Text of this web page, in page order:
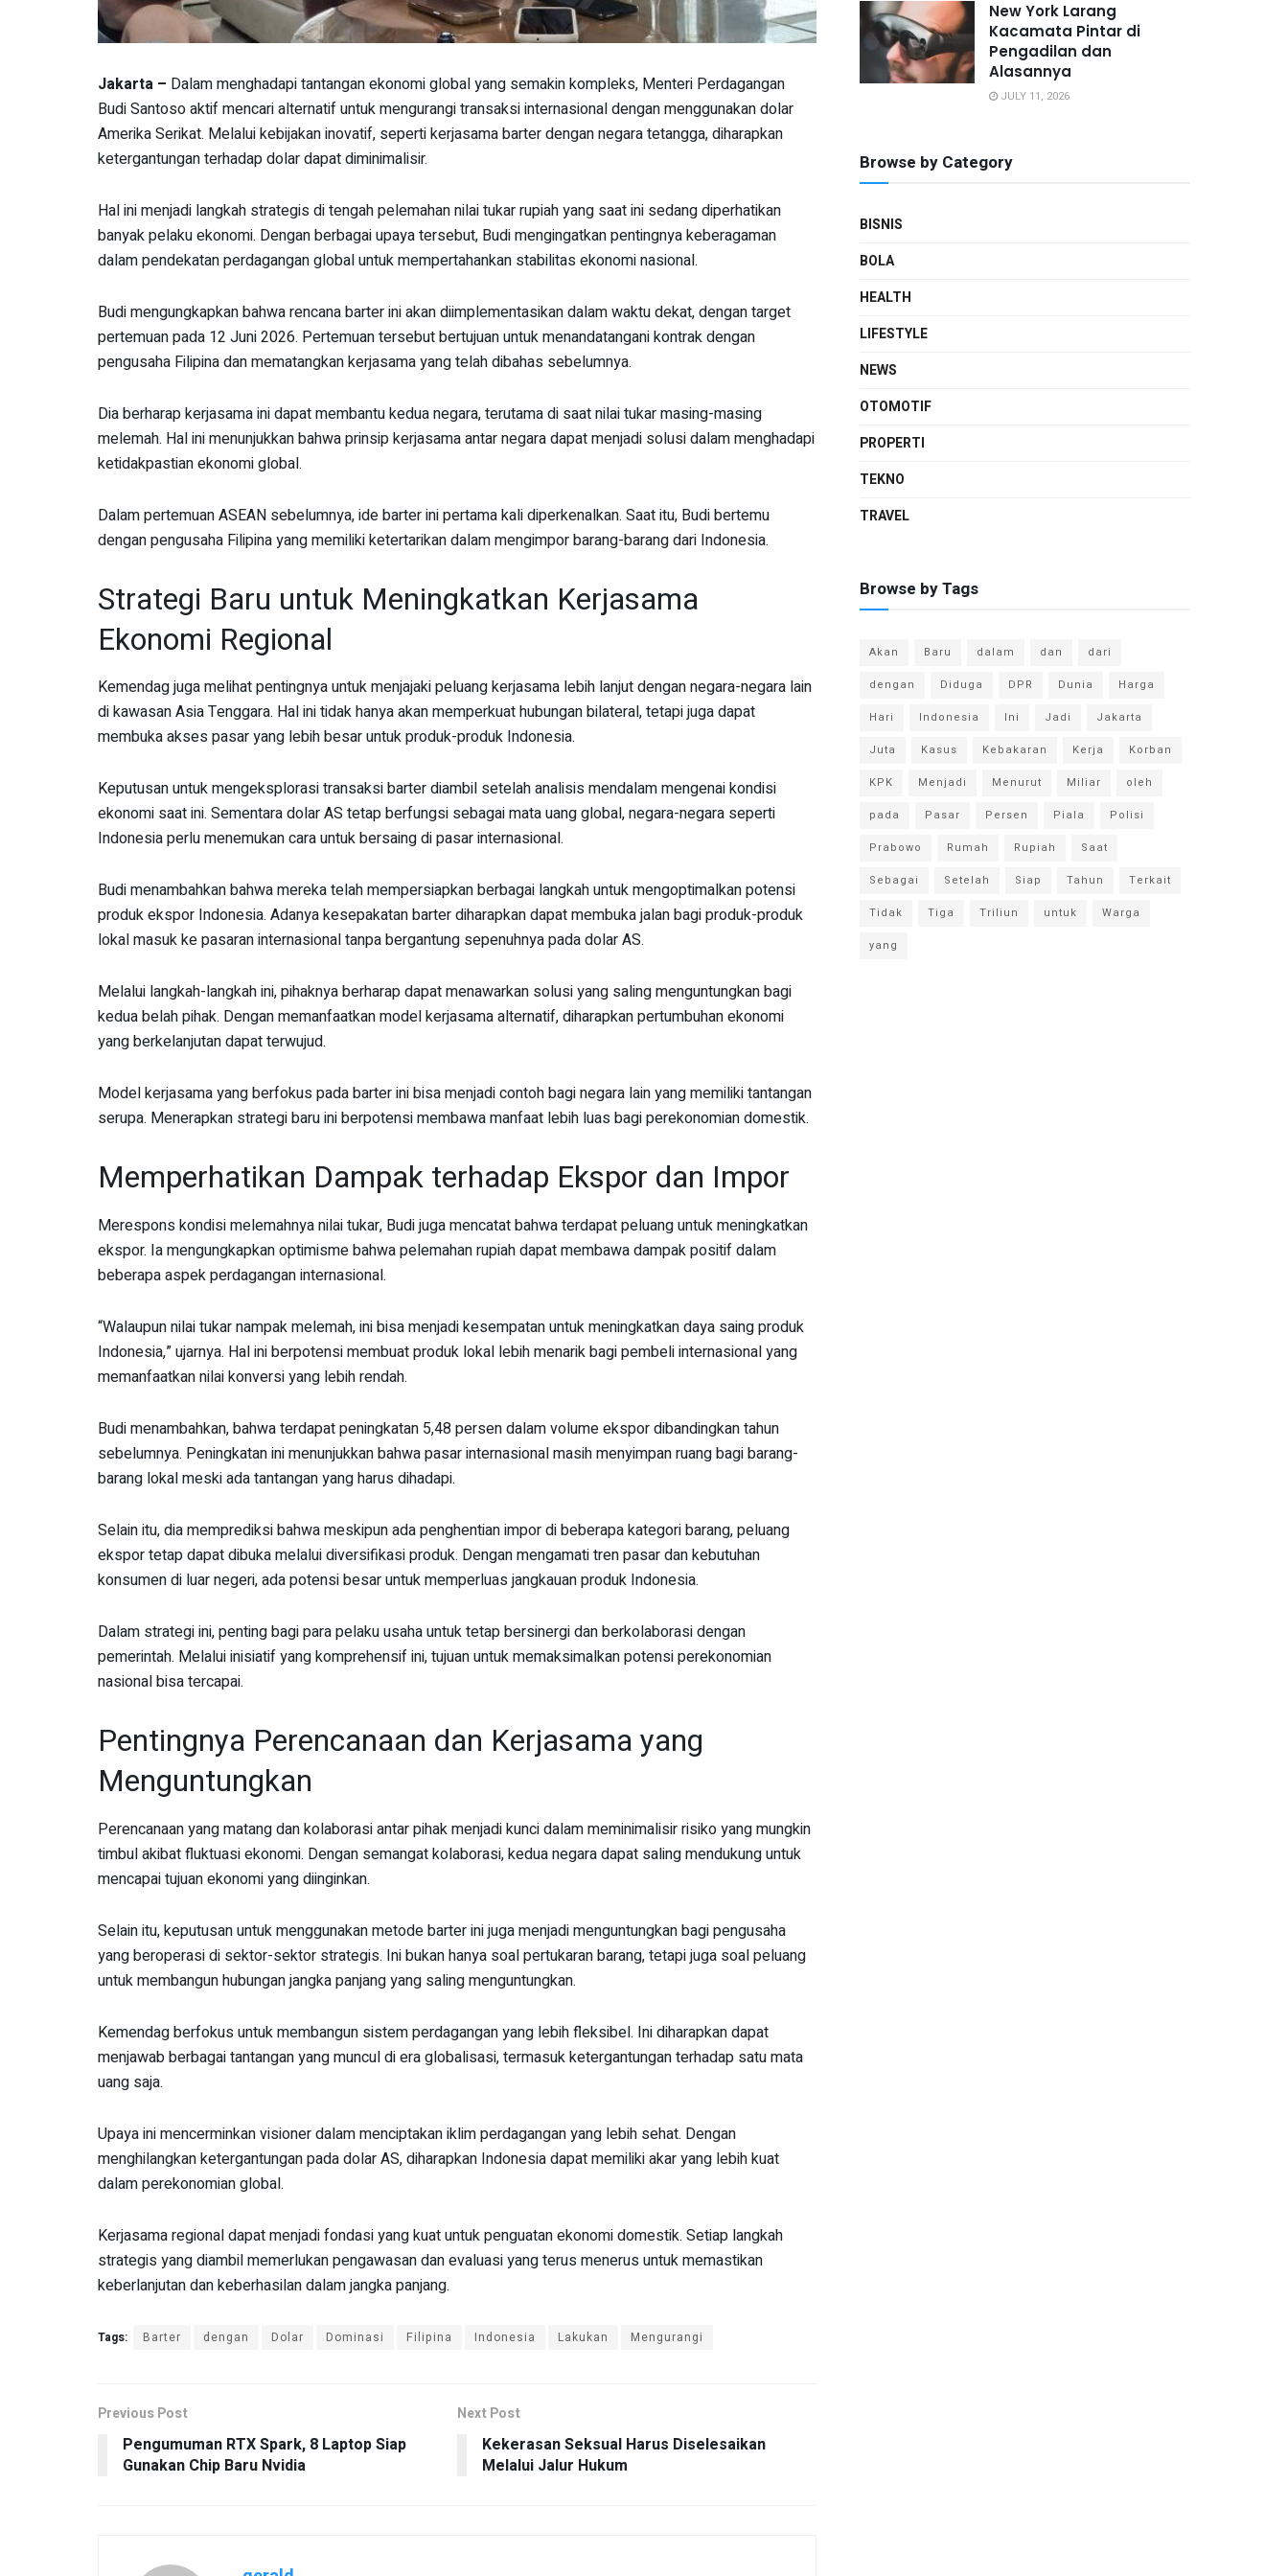
Jakarta – Dalam menghadapi tantangan ekonomi global yang semakin kompleks, Menteri Perdagangan
Budi Santoso aktif mencari alternatif untuk mengurangi transaksi internasional dengan menggunakan dolar
Amerika Serikat. Melalui kebijakan inovatif, seperti kerjasama barter dengan negara tetangga, diharapkan
ketergantungan terhadap dolar dapat diminimalisir.
Hal ini menjadi langkah strategis di tengah pelemahan nilai tukar rupiah yang saat ini sedang diperhatikan
banyak pelaku ekonomi. Dengan berbagai upaya tersebut, Budi mengingatkan pentingnya keberagaman
dalam pendekatan perdagangan global untuk mempertahankan stabilitas ekonomi nasional.
Budi mengungkapkan bahwa rencana barter ini akan diimplementasikan dalam waktu dekat, dengan target
pertemuan pada 12 Juni 2026. Pertemuan tersebut bertujuan untuk menandatangani kontrak dengan
pengusaha Filipina dan mematangkan kerjasama yang telah dibahas sebelumnya.
Dia berharap kerjasama ini dapat membantu kedua negara, terutama di saat nilai tukar masing-masing
melemah. Hal ini menunjukkan bahwa prinsip kerjasama antar negara dapat menjadi solusi dalam menghadapi
ketidakpastian ekonomi global.
Dalam pertemuan ASEAN sebelumnya, ide barter ini pertama kali diperkenalkan. Saat itu, Budi bertemu
dengan pengusaha Filipina yang memiliki ketertarikan dalam mengimpor barang-barang dari Indonesia.
Strategi Baru untuk Meningkatkan Kerjasama
Ekonomi Regional
Kemendag juga melihat pentingnya untuk menjajaki peluang kerjasama lebih lanjut dengan negara-negara lain
di kawasan Asia Tenggara. Hal ini tidak hanya akan memperkuat hubungan bilateral, tetapi juga dapat
membuka akses pasar yang lebih besar untuk produk-produk Indonesia.
Keputusan untuk mengeksplorasi transaksi barter diambil setelah analisis mendalam mengenai kondisi
ekonomi saat ini. Sementara dolar AS tetap berfungsi sebagai mata uang global, negara-negara seperti
Indonesia perlu menemukan cara untuk bersaing di pasar internasional.
Budi menambahkan bahwa mereka telah mempersiapkan berbagai langkah untuk mengoptimalkan potensi
produk ekspor Indonesia. Adanya kesepakatan barter diharapkan dapat membuka jalan bagi produk-produk
lokal masuk ke pasaran internasional tanpa bergantung sepenuhnya pada dolar AS.
Melalui langkah-langkah ini, pihaknya berharap dapat menawarkan solusi yang saling menguntungkan bagi
kedua belah pihak. Dengan memanfaatkan model kerjasama alternatif, diharapkan pertumbuhan ekonomi
yang berkelanjutan dapat terwujud.
Model kerjasama yang berfokus pada barter ini bisa menjadi contoh bagi negara lain yang memiliki tantangan
serupa. Menerapkan strategi baru ini berpotensi membawa manfaat lebih luas bagi perekonomian domestik.
Memperhatikan Dampak terhadap Ekspor dan Impor
Merespons kondisi melemahnya nilai tukar, Budi juga mencatat bahwa terdapat peluang untuk meningkatkan
ekspor. Ia mengungkapkan optimisme bahwa pelemahan rupiah dapat membawa dampak positif dalam
beberapa aspek perdagangan internasional.
“Walaupun nilai tukar nampak melemah, ini bisa menjadi kesempatan untuk meningkatkan daya saing produk
Indonesia,” ujarnya. Hal ini berpotensi membuat produk lokal lebih menarik bagi pembeli internasional yang
memanfaatkan nilai konversi yang lebih rendah.
Budi menambahkan, bahwa terdapat peningkatan 5,48 persen dalam volume ekspor dibandingkan tahun
sebelumnya. Peningkatan ini menunjukkan bahwa pasar internasional masih menyimpan ruang bagi barang-
barang lokal meski ada tantangan yang harus dihadapi.
Selain itu, dia memprediksi bahwa meskipun ada penghentian impor di beberapa kategori barang, peluang
ekspor tetap dapat dibuka melalui diversifikasi produk. Dengan mengamati tren pasar dan kebutuhan
konsumen di luar negeri, ada potensi besar untuk memperluas jangkauan produk Indonesia.
Dalam strategi ini, penting bagi para pelaku usaha untuk tetap bersinergi dan berkolaborasi dengan
pemerintah. Melalui inisiatif yang komprehensif ini, tujuan untuk memaksimalkan potensi perekonomian
nasional bisa tercapai.
Pentingnya Perencanaan dan Kerjasama yang
Menguntungkan
Perencanaan yang matang dan kolaborasi antar pihak menjadi kunci dalam meminimalisir risiko yang mungkin
timbul akibat fluktuasi ekonomi. Dengan semangat kolaborasi, kedua negara dapat saling mendukung untuk
mencapai tujuan ekonomi yang diinginkan.
Selain itu, keputusan untuk menggunakan metode barter ini juga menjadi menguntungkan bagi pengusaha
yang beroperasi di sektor-sektor strategis. Ini bukan hanya soal pertukaran barang, tetapi juga soal peluang
untuk membangun hubungan jangka panjang yang saling menguntungkan.
Kemendag berfokus untuk membangun sistem perdagangan yang lebih fleksibel. Ini diharapkan dapat
menjawab berbagai tantangan yang muncul di era globalisasi, termasuk ketergantungan terhadap satu mata
uang saja.
Upaya ini mencerminkan visioner dalam menciptakan iklim perdagangan yang lebih sehat. Dengan
menghilangkan ketergantungan pada dolar AS, diharapkan Indonesia dapat memiliki akar yang lebih kuat
dalam perekonomian global.
Kerjasama regional dapat menjadi fondasi yang kuat untuk penguatan ekonomi domestik. Setiap langkah
strategis yang diambil memerlukan pengawasan dan evaluasi yang terus menerus untuk memastikan
keberlanjutan dan keberhasilan dalam jangka panjang.
Tags: Barter dengan Dolar Dominasi Filipina Indonesia Lakukan Mengurangi
Previous Post
Pengumuman RTX Spark, 8 Laptop Siap
Gunakan Chip Baru Nvidia
Next Post
Kekerasan Seksual Harus Diselesaikan
Melalui Jalur Hukum
New York Larang
Kacamata Pintar di
Pengadilan dan
Alasannya
JULY 11, 2026
Browse by Category
BISNIS
BOLA
HEALTH
LIFESTYLE
NEWS
OTOMOTIF
PROPERTI
TEKNO
TRAVEL
Browse by Tags
Akan Baru dalam dan
dari
dengan
Diduga DPR Dunia
Harga
Hari
Indonesia Ini Jadi
Jakarta
Juta
Kasus Kebakaran Kerja
Korban
KPK
Menjadi Menurut Miliar
oleh
pada
Pasar Persen Piala
Polisi
Prabowo
Rumah Rupiah
Saat
Sebagai
Setelah Siap Tahun
Terkait
Tidak
Tiga Triliun untuk
Warga
yang